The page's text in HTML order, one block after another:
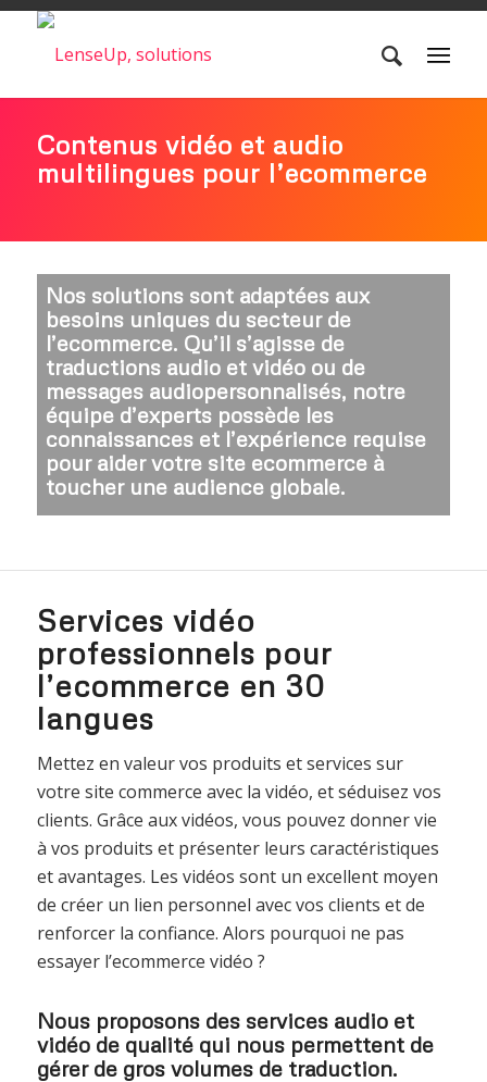
Contenus vidéo et audio
multilingues pour l’ecommerce
Nos solutions sont adaptées aux
besoins uniques du secteur de
l’ecommerce. Qu’il s’agisse de
traductions audio et vidéo ou de
messages audiopersonnalisés, notre
équipe d’experts possède les
connaissances et l’expérience requise
pour aider votre site ecommerce à
toucher une audience globale.
Services vidéo
professionnels pour
l’ecommerce en 30
langues
Mettez en valeur vos produits et services sur
votre site commerce avec la vidéo, et séduisez vos
clients. Grâce aux vidéos, vous pouvez donner vie
à vos produits et présenter leurs caractéristiques
et avantages. Les vidéos sont un excellent moyen
de créer un lien personnel avec vos clients et de
renforcer la confiance. Alors pourquoi ne pas
essayer l’ecommerce vidéo ?
Nous proposons des services audio et
vidéo de qualité qui nous permettent de
gérer de gros volumes de traduction.